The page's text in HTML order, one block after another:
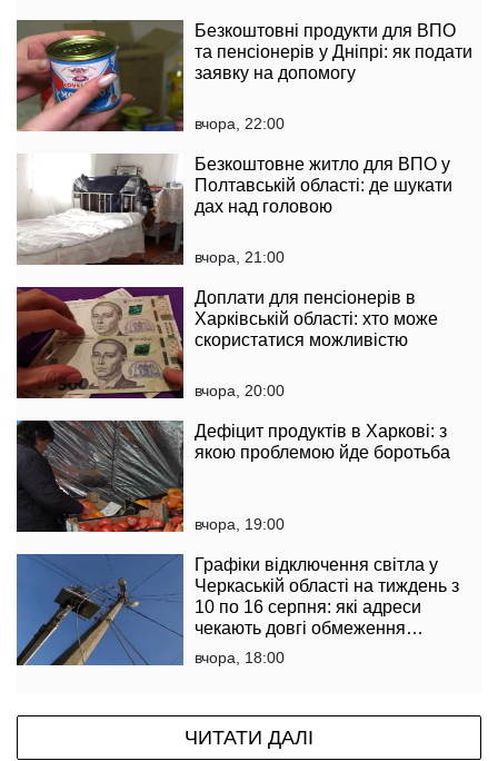
Безкоштовні продукти для ВПО
та пенсіонерів у Дніпрі: як подати
заявку на допомогу
вчора, 22:00
Безкоштовне житло для ВПО у
Полтавській області: де шукати
дах над головою
вчора, 21:00
Доплати для пенсіонерів в
Харківській області: хто може
скористатися можливістю
вчора, 20:00
Дефіцит продуктів в Харкові: з
якою проблемою йде боротьба
вчора, 19:00
Графіки відключення світла у
Черкаській області на тиждень з
10 по 16 серпня: які адреси
чекають довгі обмеження
електропостачання
вчора, 18:00
ЧИТАТИ ДАЛІ